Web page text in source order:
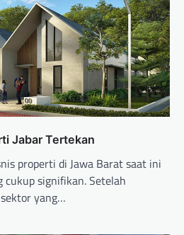
Jabar Tertekan
properti di Jawa Barat saat ini
signifikan. Setelah
yang…